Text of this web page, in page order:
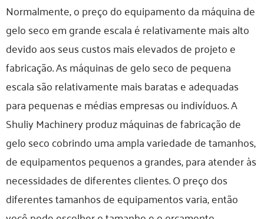
Normalmente, o preço do equipamento da máquina de
gelo seco em grande escala é relativamente mais alto
devido aos seus custos mais elevados de projeto e
fabricação. As máquinas de gelo seco de pequena
escala são relativamente mais baratas e adequadas
para pequenas e médias empresas ou indivíduos. A
Shuliy Machinery produz máquinas de fabricação de
gelo seco cobrindo uma ampla variedade de tamanhos,
de equipamentos pequenos a grandes, para atender às
necessidades de diferentes clientes. O preço dos
diferentes tamanhos de equipamentos varia, então